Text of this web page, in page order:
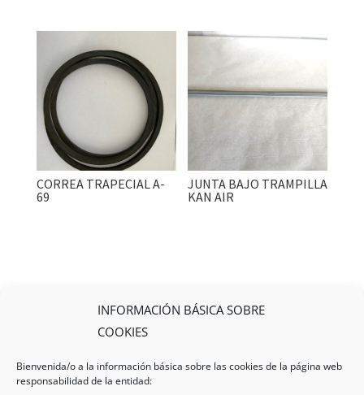
INFORMACIÓN BÁSICA SOBRE
COOKIES
Bienvenida/o a la información básica sobre las cookies de la página web
responsabilidad de la entidad:
CORREA TRAPECIAL A-
69
JUNTA BAJO TRAMPILLA
KAN AIR